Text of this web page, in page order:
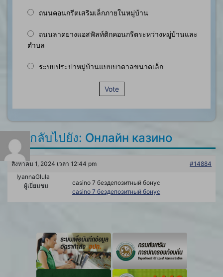
ถนนคอนกรีตเสริมเล็กภายในหมู่บ้าน
ถนนลาดยางแอสฟัลท์ติกคอนกรีตระหว่างหมู่บ้านและ
ตำบล
ระบบประปาหมู่บ้านแบบบาดาลขนาดเล็ก
Vote
ตอบกลับไปยัง: Онлайн казино
สิงหาคม 1, 2024 เวลา 12:44 pm
#14884
IyannaGlula
ผู้เยี่ยมชม
casino 7 бездепозитный бонус
casino 7 бездепозитный бонус